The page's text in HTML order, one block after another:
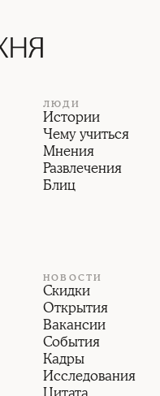
ЛЮДИ
Истории
Чему учиться
Мнения
Развлечения
Блиц
НОВОСТИ
Скидки
Открытия
Вакансии
События
Кадры
Исследования